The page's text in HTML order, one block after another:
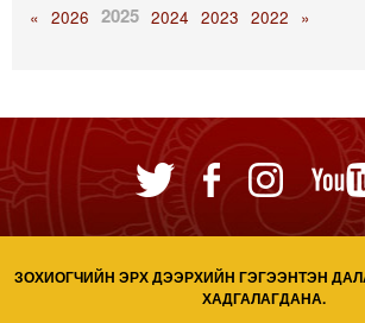
« 2026 2025 2024 2023 2022 »
ЗОХИОГЧИЙН ЭРХ ДЭЭРХИЙН ГЭГЭЭНТЭН
ХАДГАЛАГДАНА.